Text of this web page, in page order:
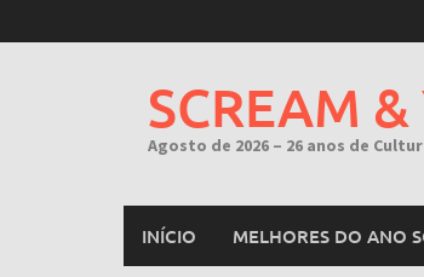
to
SCREAM
Agosto de 2026 – 26 anos de
INÍCIO MELHORES DO ANO